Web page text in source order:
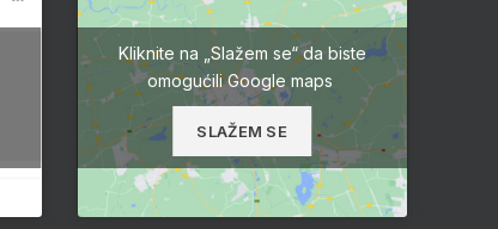
Kliknite na „Slažem se“ da biste
omogućili Google maps
SLAŽEM SE